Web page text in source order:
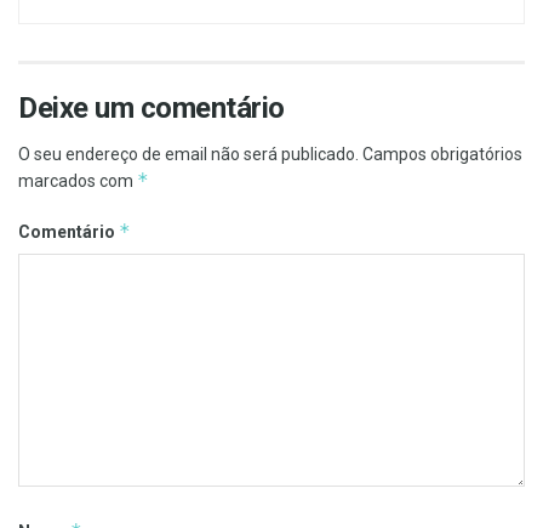
Deixe um comentário
O seu endereço de email não será publicado. Campos obrigatórios
marcados com *
Comentário *